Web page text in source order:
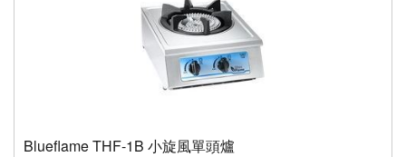
Blueflame THF-1B 小旋風單頭爐